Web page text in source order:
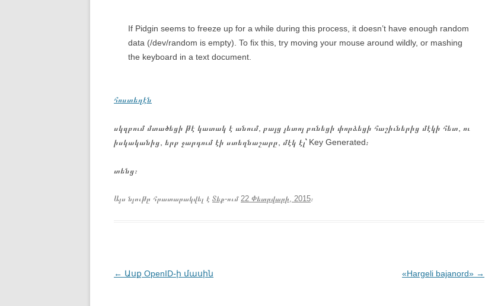
If Pidgin seems to freeze up for a while during this process, it doesn’t have enough random
data (/dev/random is empty). To fix this, try moving your mouse around wildly, or mashing
the keyboard in a text document.
հոստեղէն
սկզբում մտածեցի թէ կատակ է անում, բայց յետոյ բռնեցի փորձեցի հաշիւներից մէկի հետ, ու
իսկականից, երբ ջարդում էի ստեղնաշարը, մէկ էլ՝ Key Generated։
տենց։
Այս նյութը հրատարակվել է Տեք-ում 22 Փետրվարի, 2015։
Գրառումների
← Ասք OpenID֊ի մասին «Hargeli bajanord» →